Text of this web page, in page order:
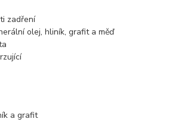
zadření
olej, hliník, grafit a měď
a grafit